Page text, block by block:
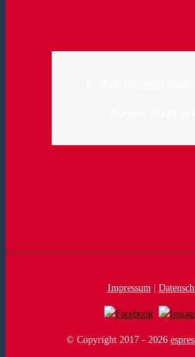
Impressum|
© Copyright 2017 - 2026